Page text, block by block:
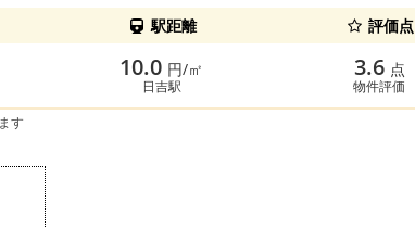
駅距離 評価点
10.0 円/㎡
日吉駅
3.6 点
物件評価
す